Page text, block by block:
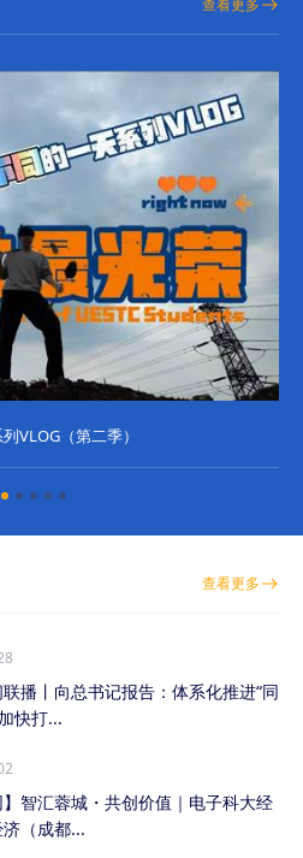
查看更多
VLOG（第二季）
查看更多
播丨向总书记报告：体系化推进“同
快打...
】智汇蓉城・共创价值｜电子科大经
（成都...